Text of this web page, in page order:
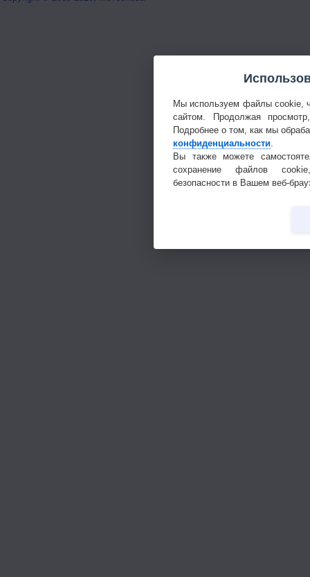
Мы используем файлы cookie,
сайтом. Продолжая
Подробнее о том, как мы
конфиденциальности
Вы также можете
сохранение файлов
безопасности в Вашем веб-